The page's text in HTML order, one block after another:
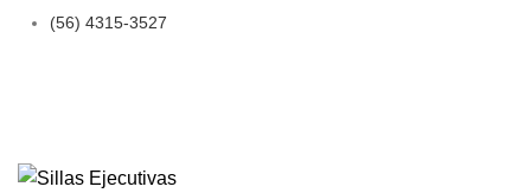
(56) 4315-3527